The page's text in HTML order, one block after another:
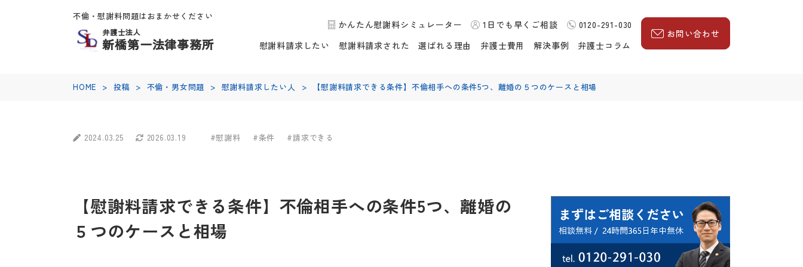
不倫・慰謝料問題はおまかせください
弁護士法人
新橋第一法律事務所
かんたん慰謝料シミュレーター 1日でも早くご相談
0120-291-030
慰謝料請求したい
慰謝料請求された 選ばれる理由 弁護士費用 解決事例 弁護士コラム
お問い合わせ
HOME > 投稿 > 不倫・男女問題 > 慰謝料請求したい人 > 【慰謝料請求できる条件】不倫相手への条件5つ、離婚の５つのケースと相場
2024.03.25 2026.03.19 #慰謝料 #条件 #請求できる
【慰謝料請求できる条件】不倫相手への条件5つ、離婚の
５つのケースと相場